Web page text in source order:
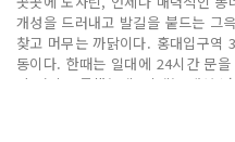
개성을 드러내고 발길을 붙드는 그
찾고 머무는 까닭이다. 홍대입구역
동이다. 한때는 일대에 24시간 문
당 거리로 통했는데, 이제는 개성
한다. 한식, 중식, 일식은 물론 태